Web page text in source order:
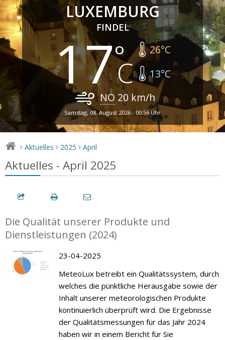
LUXEMBURG
FINDEL
17 26°C
13°C
NO 20 km/h
Samstag, 08. August 2026 - 00:56 Uhr
> Aktuelles > 2025 > April
Aktuelles - April 2025
Die Qualität unserer Produkte und
Dienstleistungen (2024)
23-04-2025
MeteoLux betreibt ein Qualitätssystem, durch
welches die pünktliche Herausgabe sowie der
Inhalt unserer meteorologischen Produkte
kontinuierlich überprüft wird. Die Ergebnisse
der Qualitätsmessungen für das Jahr 2024
haben wir in einem Bericht für Sie